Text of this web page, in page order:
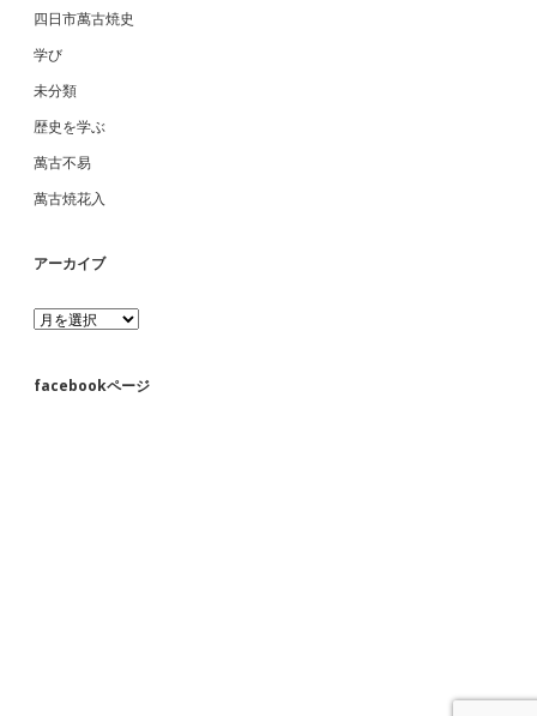
四日市萬古焼史
学び
未分類
歴史を学ぶ
萬古不易
萬古焼花入
アーカイブ
ア
ー
イ
facebookページ